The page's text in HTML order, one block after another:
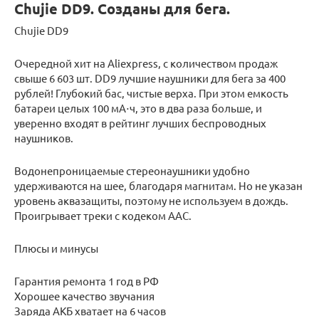
Chujie DD9. Созданы для бега.
Chujie DD9
Очередной хит на Aliexpress, с количеством продаж
свыше 6 603 шт. DD9 лучшие наушники для бега за 400
рублей! Глубокий бас, чистые верха. При этом емкость
батареи целых 100 мА⋅ч, это в два раза больше, и
уверенно входят в рейтинг лучших беспроводных
наушников.
Водонепроницаемые стереонаушники удобно
удерживаются на шее, благодаря магнитам. Но не указан
уровень аквазащиты, поэтому не используем в дождь.
Проигрывает треки с кодеком AAC.
Плюсы и минусы
Гарантия ремонта 1 год в РФ
Хорошее качество звучания
Заряда АКБ хватает на 6 часов